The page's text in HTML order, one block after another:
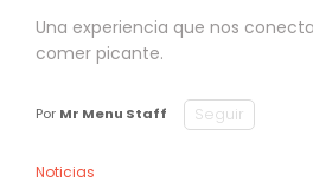
Una experiencia que nos
comer picante.
Por Mr Menu Staff Seguir
Noticias